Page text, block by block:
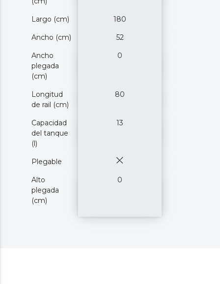
Largo (cm) 180
Ancho (cm) 52
Ancho
plegada
(cm)
0
Longitud
de rail (cm)
80
Capacidad
del tanque
(l)
13
Plegable
Alto
plegada
(cm)
0